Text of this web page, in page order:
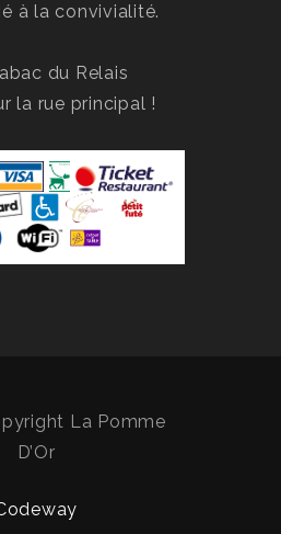
à la convivialité.
du Relais
la rue principal !
La Pomme
D’Or